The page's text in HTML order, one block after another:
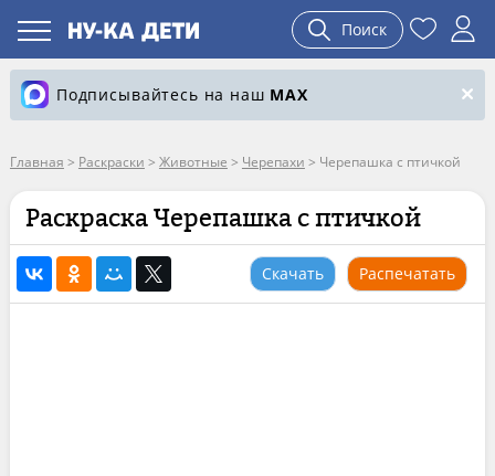
Поиск
Подписывайтесь на наш MAX
Главная > Раскраски > Животные > Черепахи > Черепашка с птичкой
Раскраска Черепашка с птичкой
Скачать Распечатать